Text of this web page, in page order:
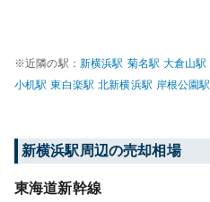
※近隣の駅： 新横浜駅 菊名駅 大倉山駅
小机駅 東白楽駅 北新横浜駅 岸根公園駅
新横浜駅周辺の売却相場
東海道新幹線